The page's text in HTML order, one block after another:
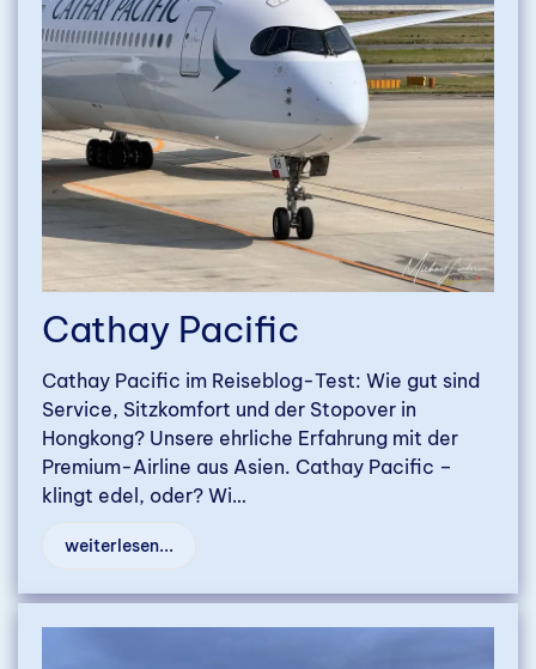
Cathay Pacific
Cathay Pacific im Reiseblog-Test: Wie gut sind
Service, Sitzkomfort und der Stopover in
Hongkong? Unsere ehrliche Erfahrung mit der
Premium-Airline aus Asien. Cathay Pacific –
klingt edel, oder? Wi…
weiterlesen...